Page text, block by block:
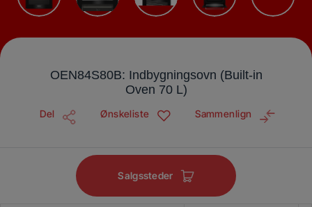
OEN84S80B: Indbygningsovn (Built-in
Oven 70 L)
Del Ønskeliste Sammenlign
Salgssteder